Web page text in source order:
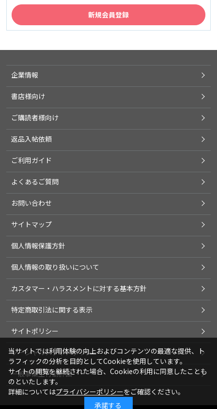
企業情報
書店様向け
ご購読者様向け
返品入帖依頼
ご利用ガイド
よくあるご質問
お問い合わせ
サイトマップ
個人情報保護方針
個人情報の取り扱いについて
カスタマー・ハラスメントに対する基本方針
特定商取引法に関する表示
サイトポリシー
ソーシャルメディアポリシー
一般事業主行動計画
当サイトでは利用体験の向上およびコンテンツの最適な提供、ト
ラフィックの分析を目的としてCookieを使用しています。
サイトの閲覧を継続された場合、Cookieの利用に同意したことも
のといたします。
詳細についてはプライバシーポリシーをご確認ください。
承諾する